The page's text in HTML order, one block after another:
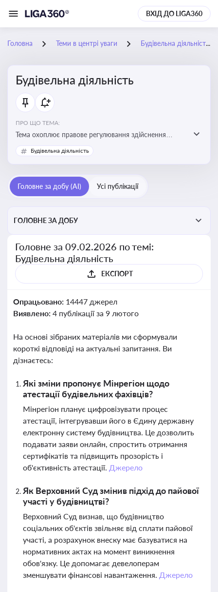
ВХІД ДО LIGA360
Головна Теми в центрі уваги Будівельна діяльність
Будівельна діяльність
ПРО ЩО ТЕМА:
Тема охоплює правове регулювання здійснення
будівельної діяльності, порядок отримання
дозвільних документів та проходження державного
Будівельна діяльність
Головне за добу (AI) Усі публікації
ГОЛОВНЕ ЗА ДОБУ
Головне за 09.02.2026 по темі:
Будівельна діяльність
ЕКСПОРТ
Опрацьовано: 14447 джерел
Виявлено: 4 публікації за 9 лютого
На основі зібраних матеріалів ми сформували
короткі відповіді на актуальні запитання. Ви
дізнаєтесь:
Які зміни пропонує Мінрегіон щодо
атестації будівельних фахівців?
Мінрегіон планує цифровізувати процес
атестації, інтегрувавши його в Єдину державну
електронну систему будівництва. Це дозволить
подавати заяви онлайн, спростить отримання
сертифікатів та підвищить прозорість і
об'єктивність атестації. Джерело
Як Верховний Суд змінив підхід до пайової
участі у будівництві?
Верховний Суд визнав, що будівництво
соціальних об'єктів звільняє від сплати пайової
участі, а розрахунок внеску має базуватися на
нормативних актах на момент виникнення
обов'язку. Це допомагає девелоперам
зменшувати фінансові навантаження. Джерело